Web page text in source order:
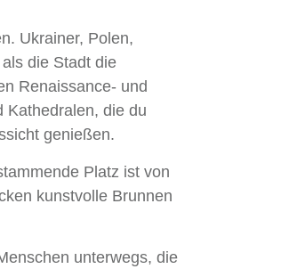
Ukrainer, Polen,
die Stadt die
Renaissance- und
Kathedralen, die du
genießen.
Platz ist von
kunstvolle Brunnen
unterwegs, die